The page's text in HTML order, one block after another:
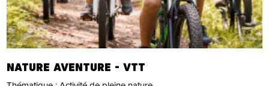
NATURE AVENTURE - VTT